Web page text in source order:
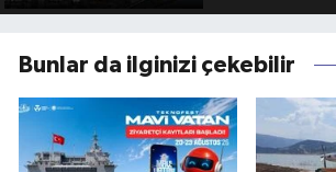
Bunlar da ilginizi çekebilir